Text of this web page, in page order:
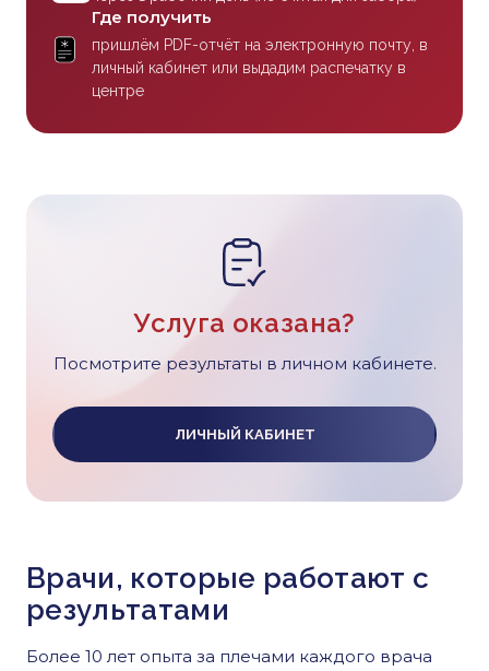
Где получить
пришлём PDF-отчёт на электронную почту, в
личный кабинет или выдадим распечатку в
центре
Услуга оказана?
Посмотрите результаты в личном кабинете.
ЛИЧНЫЙ КАБИНЕТ
Врачи, которые работают с
результатами
Более 10 лет опыта за плечами каждого врача